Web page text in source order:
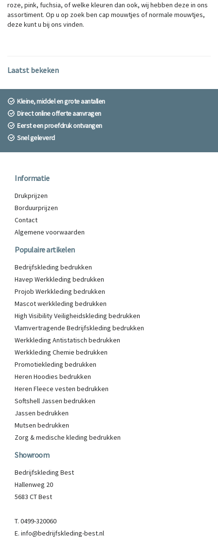
roze, pink, fuchsia, of welke kleuren dan ook, wij hebben deze in ons
assortiment. Op u op zoek ben cap mouwtjes of normale mouwtjes,
deze kunt u bij ons vinden.
Laatst bekeken
Kleine, middel en grote aantallen
Direct online offerte aanvragen
Eerst een proefdruk ontvangen
Snel geleverd
Informatie
Drukprijzen
Borduurprijzen
Contact
Algemene voorwaarden
Populaire artikelen
Bedrijfskleding bedrukken
Havep Werkkleding bedrukken
Projob Werkkleding bedrukken
Mascot werkkleding bedrukken
High Visibility Veiligheidskleding bedrukken
Vlamvertragende Bedrijfskleding bedrukken
Werkkleding Antistatisch bedrukken
Werkkleding Chemie bedrukken
Promotiekleding bedrukken
Heren Hoodies bedrukken
Heren Fleece vesten bedrukken
Softshell Jassen bedrukken
Jassen bedrukken
Mutsen bedrukken
Zorg & medische kleding bedrukken
Showroom
Bedrijfskleding Best
Hallenweg 20
5683 CT Best
T. 0499-320060
E. info@bedrijfskleding-best.nl